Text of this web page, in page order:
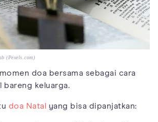
(Pexels.com)
doa bersama sebagai cara
bareng keluarga.
doa Natal yang bisa dipanjatkan: